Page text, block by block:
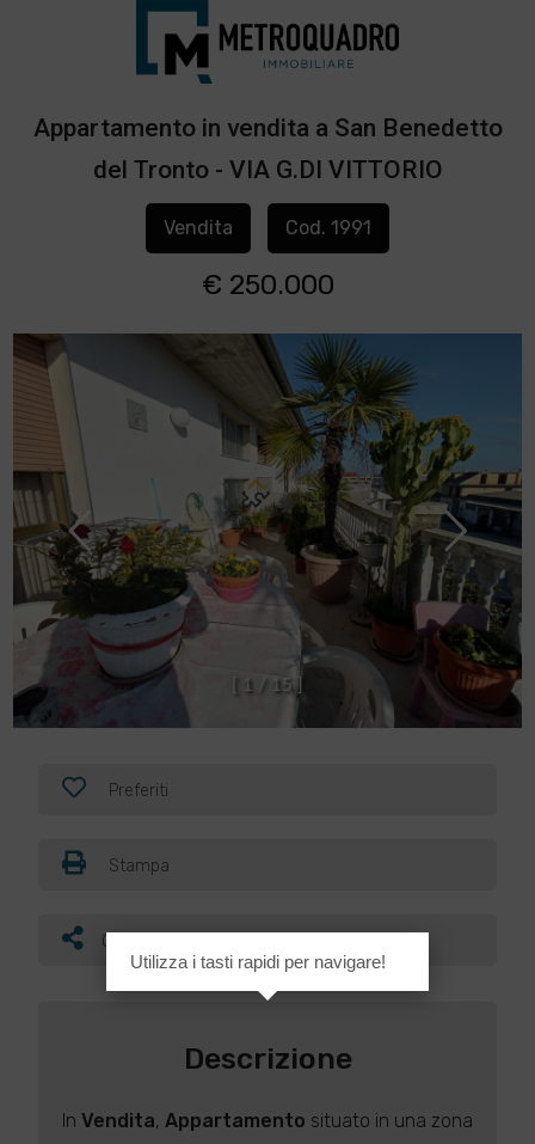
Appartamento in vendita a San Benedetto
del Tronto - VIA G.DI VITTORIO
Vendita Cod. 1991
€ 250.000
1 / 1 5 ]
Preferiti
Stampa
Condividi
Descrizione
In Vendita, Appartamento situato in una zona
Utilizza i tasti rapidi per navigare!